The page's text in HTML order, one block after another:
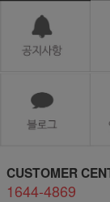
CUSTOMER
1644-4869